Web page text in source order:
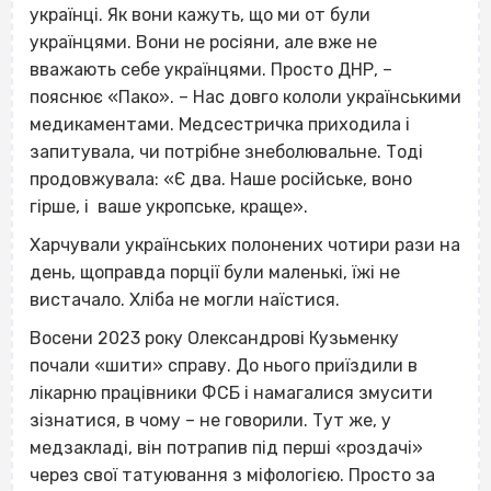
українці. Як вони кажуть, що ми от були
українцями. Вони не росіяни, але вже не
вважають себе українцями. Просто ДНР, –
пояснює «Пако». – Нас довго кололи українськими
медикаментами. Медсестричка приходила і
запитувала, чи потрібне знеболювальне. Тоді
продовжувала: «Є два. Наше російське, воно
гірше, і ваше укропське, краще».
Харчували українських полонених чотири рази на
день, щоправда порції були маленькі, їжі не
вистачало. Хліба не могли наїстися.
Восени 2023 року Олександрові Кузьменку
почали «шити» справу. До нього приїздили в
лікарню працівники ФСБ і намагалися змусити
зізнатися, в чому – не говорили. Тут же, у
медзакладі, він потрапив під перші «роздачі»
через свої татуювання з міфологією. Просто за